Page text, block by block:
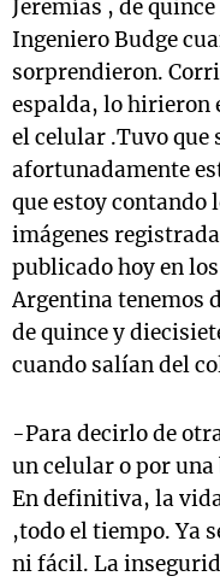
Jeremías , de
Ingeniero Budge
sorprendieron.
espalda, lo hirieron
el celular .Tuvo que
afortunadamente
que estoy contando
imágenes
publicado hoy en
Argentina tenemos
de quince y
cuando salían del
-Para decirlo de
un celular o por
En definitiva, la
,todo el tiempo. Ya
ni fácil. La